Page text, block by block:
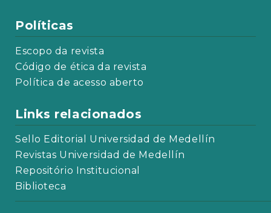
Políticas
Escopo da revista
Código de ética da revista
Política de acesso aberto
Links relacionados
Sello Editorial Universidad de Medellín
Revistas Universidad de Medellín
Repositório Institucional
Biblioteca